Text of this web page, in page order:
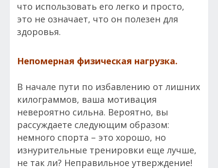
что использовать его легко и просто,
это не означает, что он полезен для
здоровья.
Непомерная физическая нагрузка.
В начале пути по избавлению от лишних
килограммов, ваша мотивация
невероятно сильна. Вероятно, вы
рассуждаете следующим образом:
немного спорта – это хорошо, но
изнурительные тренировки еще лучше,
не так ли? Неправильное утверждение!